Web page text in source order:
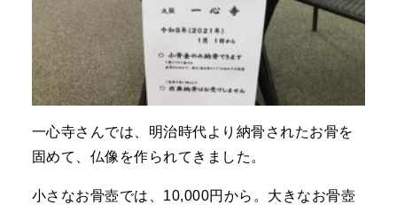
一心寺さんでは、明治時代より納骨されたお骨を
固めて、仏像を作られてきました。
小さなお骨壺では、10,000円から。大きなお骨壺